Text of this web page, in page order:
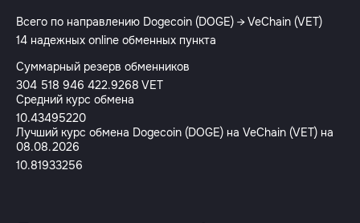
Всего по направлению Dogecoin (DOGE) → VeChain (VET)
14 надежных online обменных пункта
Суммарный резерв обменников
304 518 946 422.9268 VET
Средний курс обмена
10.43495220
Лучший курс обмена Dogecoin (DOGE) на VeChain (VET) на
08.08.2026
10.81933256